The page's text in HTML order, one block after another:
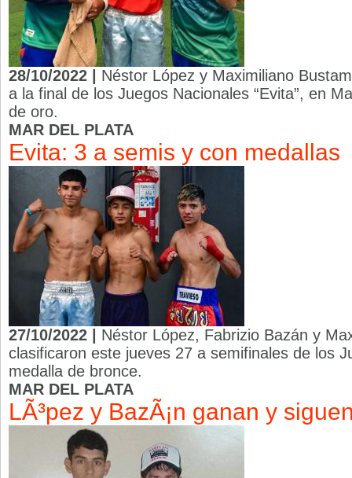
28/10/2022 | Néstor López y Maximiliano
a la final de los Juegos Nacionales “Evita”, en
de oro.
MAR DEL PLATA
Evita: 3 a semis y con medallas
27/10/2022 | Néstor López, Fabrizio Bazán y
clasificaron este jueves 27 a semifinales de los
medalla de bronce.
MAR DEL PLATA
LÃ³pez y BazÃ¡n ganan y